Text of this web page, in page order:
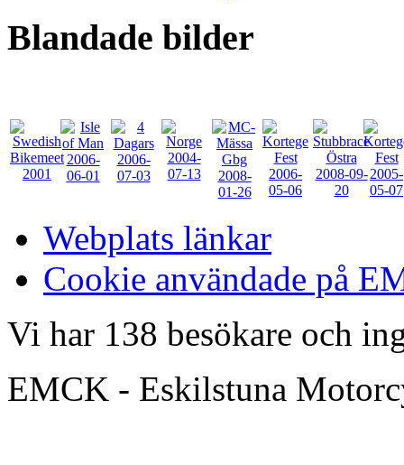
Blandade bilder
Webplats länkar
Cookie användade på
Vi har 138 besökare och
EMCK - Eskilstuna